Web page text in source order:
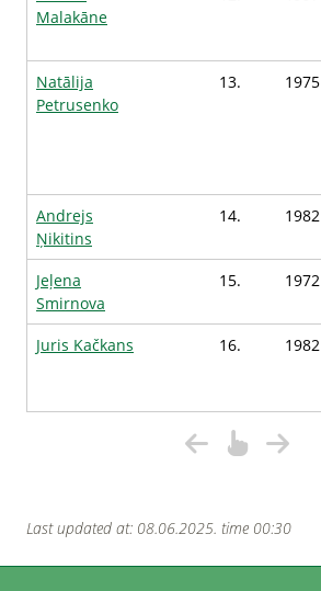
Malakāne
Natālija
Petrusenko
13. 1975
Andrejs
Ņikitins
14. 1982
Jeļena
Smirnova
15. 1972
Juris Kačkans
16. 1982
Last updated at: 08.06.2025. time 00:30